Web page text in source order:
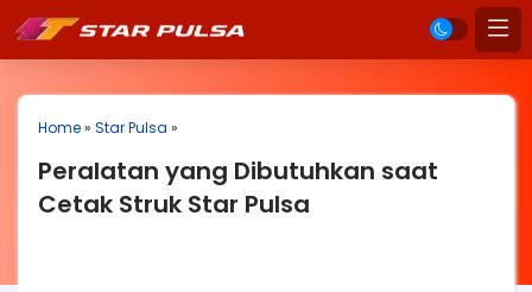
Home» Star Pulsa »
Peralatan yang Dibutuhkan saat
Cetak Struk Star Pulsa